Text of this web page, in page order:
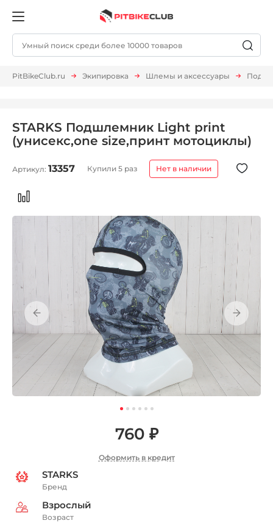
PitBikeClub.ru Экипировка Шлемы и аксессуары
STARKS Подшлемник Light print
(унисекс,one size,принт мотоциклы)
Артикул: 13357 Купили 5 раз Нет в наличии
760 ₽
Оформить в кредит
STARKS
Бренд
Взрослый
Возраст